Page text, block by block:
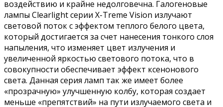
воздействию и крайне недолговечна. Галогеновые
лампы Clearlight серии X-Treme Vision излучают
световой поток с эффектом теплого белого цвета,
который достигается за счет нанесения тонкого слоя
напыления, что изменяет цвет излучения и
увеличенной яркостью светового потока, что в
совокупности обеспечивает эффект ксенонового
света. Данная серия ламп так же имеет более
«прозрачную» улучшенную колбу, которая создает
меньше «препятствий» на пути излучаемого света и